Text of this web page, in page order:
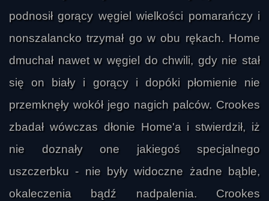
podnosił gorący węgiel wielkości pomarańczy i
nonszalancko trzymał go w obu rękach. Home
dmuchał nawet w węgiel do chwili, gdy nie stał
się on biały i gorący i dopóki płomienie nie
przemknęły wokół jego nagich palców. Crookes
zbadał wówczas dłonie Home'a i stwierdził, iż
nie doznały one jakiegoś specjalnego
uszczerbku - nie były widoczne żadne bąble,
okaleczenia bądź nadpalenia. Crookes